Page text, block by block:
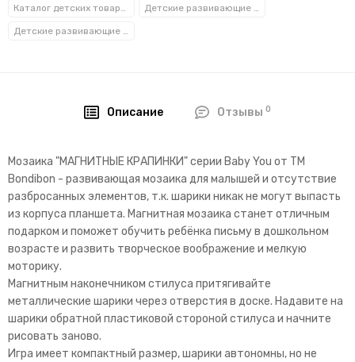
Каталог детских товаров Детские развивающие игрушки
Детские развивающие игры
Описание Отзывы0
Мозаика "МАГНИТНЫЕ КРАПИНКИ" серии Baby You от ТМ
Bondibon - развивающая мозаика для малышей и отсутствие
разбросанных элементов, т.к. шарики никак не могут выпасть
из корпуса планшета. Магнитная мозаика станет отличным
подарком и поможет обучить ребёнка письму в дошкольном
возрасте и развить творческое воображение и мелкую
моторику.
Магнитным наконечником стилуса притягивайте
металлические шарики через отверстия в доске. Надавите на
шарики обратной пластиковой стороной стилуса и начните
рисовать заново.
Игра имеет компактный размер, шарики автономны, но не